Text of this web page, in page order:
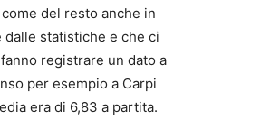
del resto anche in
dalle statistiche e che ci
registrare un dato a
per esempio a Carpi
era di 6,83 a partita.